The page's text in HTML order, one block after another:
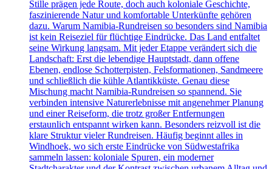
Stille prägen jede Route, doch auch koloniale Geschichte,
faszinierende Natur und komfortable Unterkünfte gehören
dazu. Warum Namibia-Rundreisen so besonders sind Namibia
ist kein Reiseziel für flüchtige Eindrücke. Das Land entfaltet
seine Wirkung langsam. Mit jeder Etappe verändert sich die
Landschaft: Erst die lebendige Hauptstadt, dann offene
Ebenen, endlose Schotterpisten, Felsformationen, Sandmeere
und schließlich die kühle Atlantikküste. Genau diese
Mischung macht Namibia-Rundreisen so spannend. Sie
verbinden intensive Naturerlebnisse mit angenehmer Planung
und einer Reiseform, die trotz großer Entfernungen
erstaunlich entspannt wirken kann. Besonders reizvoll ist die
klare Struktur vieler Rundreisen. Häufig beginnt alles in
Windhoek, wo sich erste Eindrücke von Südwestafrika
sammeln lassen: koloniale Spuren, ein moderner